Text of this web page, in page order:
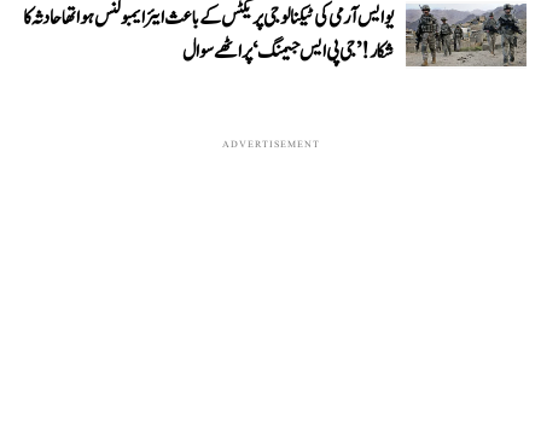
یو ایس آرمی کی ٹیکنالوجی پریکٹس کے باعث ایئر ایمبولنس ہوا تھا حادثہ کا
شکار! ’جی پی ایس جیمنگ‘ پر اٹھے سوال
ADVERTISEMENT